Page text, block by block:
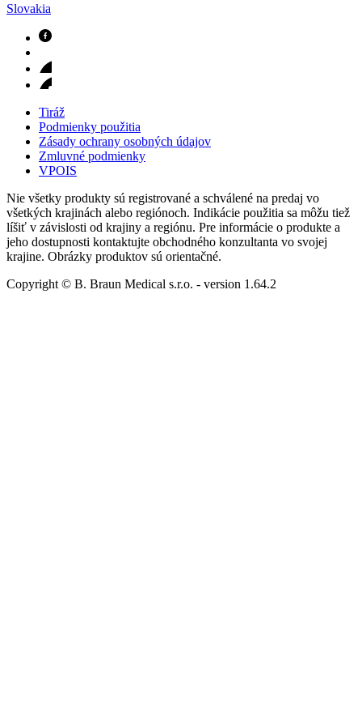
Slovakia
Tiráž
Podmienky použitia
Zásady ochrany osobných údajov
Zmluvné podmienky
VPOIS
Nie všetky produkty sú registrované a schválené na predaj vo
všetkých krajinách alebo regiónoch. Indikácie použitia sa môžu tiež
líšiť v závislosti od krajiny a regiónu. Pre informácie o produkte a
jeho dostupnosti kontaktujte obchodného konzultanta vo svojej
krajine. Obrázky produktov sú orientačné.
Copyright © B. Braun Medical s.r.o. - version 1.64.2